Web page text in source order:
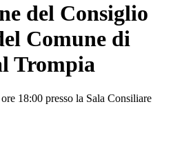
del Consiglio
Comune di
Trompia
18:00 presso la Sala Consiliare